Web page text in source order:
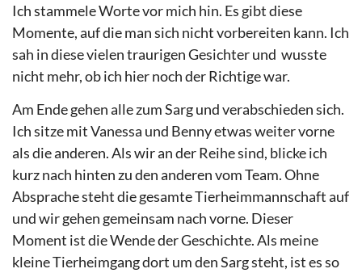
Ich stammele Worte vor mich hin. Es gibt diese
Momente, auf die man sich nicht vorbereiten kann. Ich
sah in diese vielen traurigen Gesichter und wusste
nicht mehr, ob ich hier noch der Richtige war.
Am Ende gehen alle zum Sarg und verabschieden sich.
Ich sitze mit Vanessa und Benny etwas weiter vorne
als die anderen. Als wir an der Reihe sind, blicke ich
kurz nach hinten zu den anderen vom Team. Ohne
Absprache steht die gesamte Tierheimmannschaft auf
und wir gehen gemeinsam nach vorne. Dieser
Moment ist die Wende der Geschichte. Als meine
kleine Tierheimgang dort um den Sarg steht, ist es so